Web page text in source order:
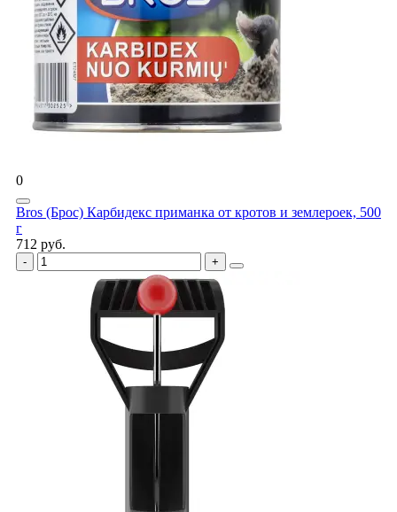
0
Bros (Брос) Карбидекс приманка от кротов и землероек, 500
г
712 руб.